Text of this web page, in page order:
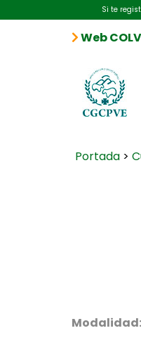
Si te
Web
Portada >